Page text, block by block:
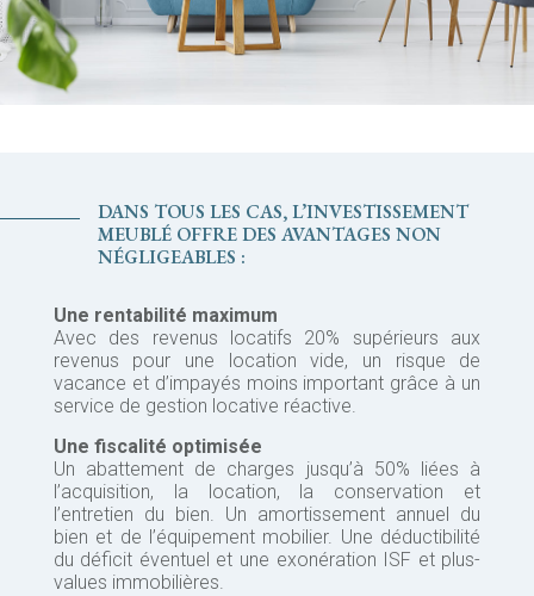
DANS TOUS LES CAS, L’INVESTISSEMENT
MEUBLÉ OFFRE DES AVANTAGES NON
NÉGLIGEABLES :
Une rentabilité maximum
Avec des revenus locatifs 20% supérieurs aux
revenus pour une location vide, un risque de
vacance et d’impayés moins important grâce à un
service de gestion locative réactive.
Une fiscalité optimisée
Un abattement de charges jusqu’à 50% liées à
l’acquisition, la location, la conservation et
l’entretien du bien. Un amortissement annuel du
bien et de l’équipement mobilier. Une déductibilité
du déficit éventuel et une exonération ISF et plus-
values immobilières.